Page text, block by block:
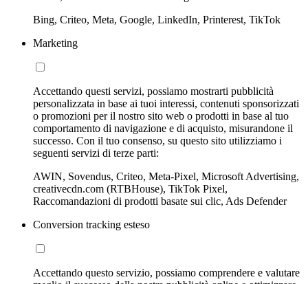
Bing, Criteo, Meta, Google, LinkedIn, Printerest, TikTok
Marketing
Accettando questi servizi, possiamo mostrarti pubblicità
personalizzata in base ai tuoi interessi, contenuti sponsorizzati
o promozioni per il nostro sito web o prodotti in base al tuo
comportamento di navigazione e di acquisto, misurandone il
successo. Con il tuo consenso, su questo sito utilizziamo i
seguenti servizi di terze parti:
AWIN, Sovendus, Criteo, Meta-Pixel, Microsoft Advertising,
creativecdn.com (RTBHouse), TikTok Pixel,
Raccomandazioni di prodotti basate sui clic, Ads Defender
Conversion tracking esteso
Accettando questo servizio, possiamo comprendere e valutare